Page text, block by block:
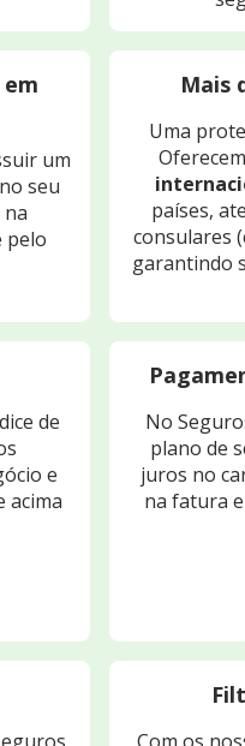
um
seu
pelo
Mais
Uma
países,
consulares
garantindo
de
e
acima
No
plano de
juros no
na fatura